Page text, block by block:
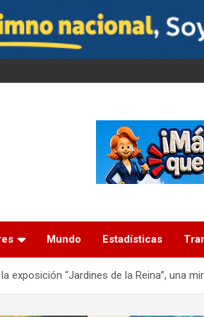
Mundo Estadísticas
exposición “Jardines de la Reina”, una